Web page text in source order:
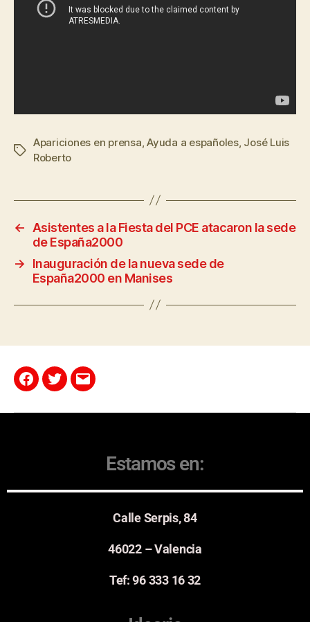
Apariciones en prensa ,Ayuda a españoles, José Luis
Roberto
←
Asistentes a la Fiesta del PCE atacaron la sede
de España2000
→
Inauguración de la nueva sede de
España2000 en Manises
Estamos en:
Calle Serpis, 84
46022 – Valencia
Tef: 96 333 16 32